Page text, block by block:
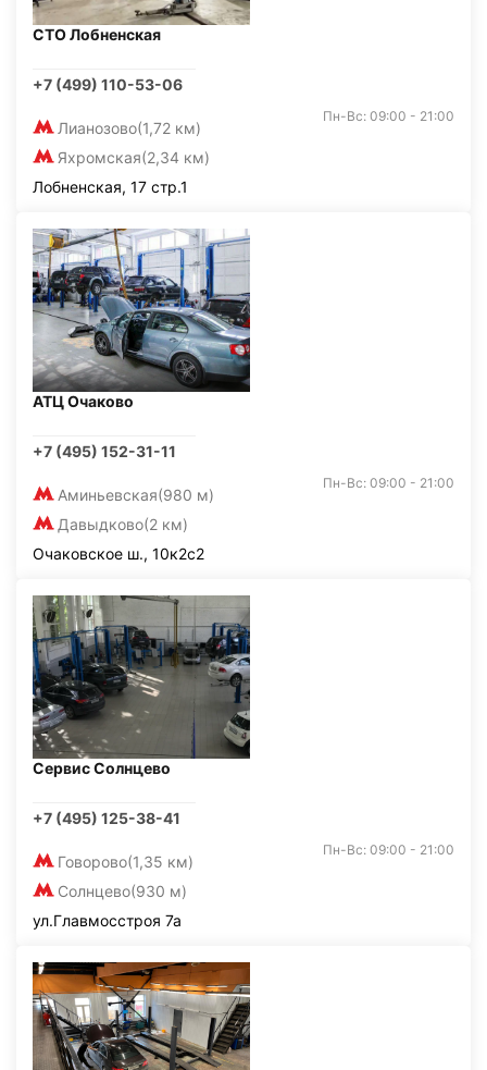
СТО Лобненская
+7 (499) 110-53-06
Лианозово(1,72 км)
Яхромская(2,34 км)
Пн-Вс: 09:00 - 21:00
Лобненская, 17 стр.1
АТЦ Очаково
+7 (495) 152-31-11
Аминьевская(980 м)
Давыдково(2 км)
Пн-Вс: 09:00 - 21:00
Очаковское ш., 10к2с2
Сервис Солнцево
+7 (495) 125-38-41
Говорово(1,35 км)
Солнцево(930 м)
Пн-Вс: 09:00 - 21:00
ул.Главмосстроя 7а